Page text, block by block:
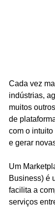
Cada vez
indústrias,
muitos
de
com o
e gerar
Um
Business) é
facilita a
serviços